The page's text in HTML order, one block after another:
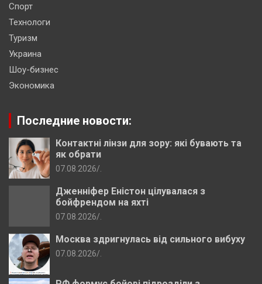
Спорт
Технологи
Туризм
Украина
Шоу-бизнес
Экономика
Последние новости:
Контактні лінзи для зору: які бувають та
як обрати
07.08.2026
Дженніфер Еністон цілувалася з
бойфрендом на яхті
07.08.2026
Москва здригнулась від сильного вибуху
07.08.2026